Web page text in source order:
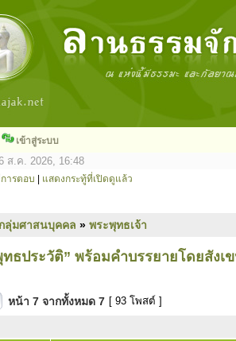
เข้าสู่ระบบ
ส.ค. 2026, 16:48
ารตอบ แสดงกระทู้ที่เปิดดูแล้ว
กลุ่มศาสนบุคคล » พระพุทธเจ้า
ทธประวัติ” พร้อมคำบรรยายโดยสังเ
หน้า 7 จากทั้งหมด 7 [ 93 โพสต์ ]